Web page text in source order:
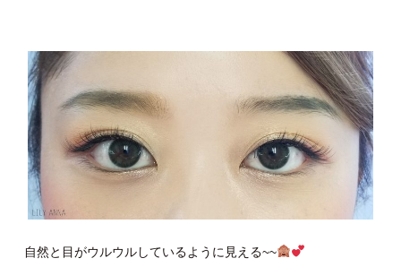
自然と目がウルウルしているように見える~~